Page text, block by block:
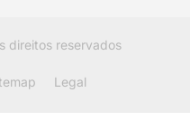
direitos reservados
Legal